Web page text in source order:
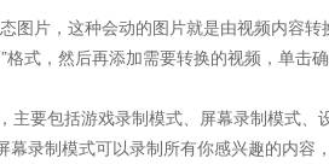
片，这种会动的图片就是由视频内容转
式，然后再添加需要转换的视频，单击
主要包括游戏录制模式、屏幕录制模式
录制模式可以录制所有你感兴趣的内容